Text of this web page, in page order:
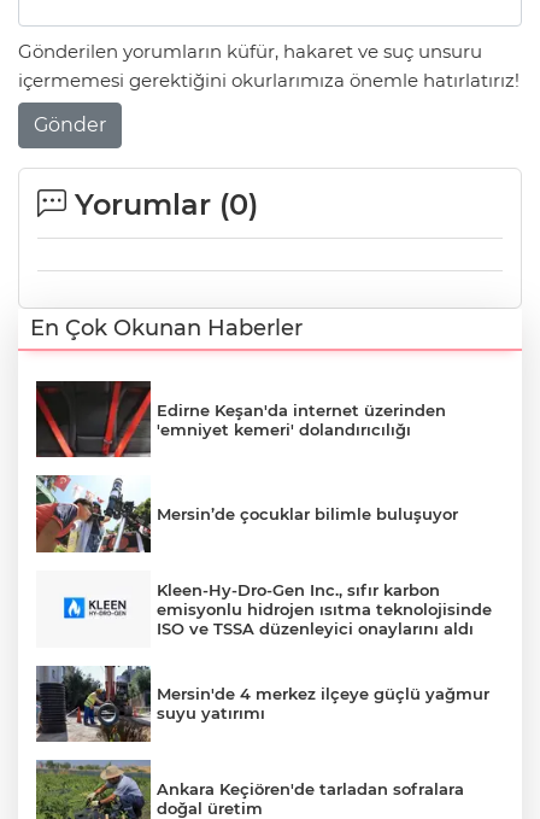
Gönderilen yorumların küfür, hakaret ve suç unsuru
içermemesi gerektiğini okurlarımıza önemle hatırlatırız!
Gönder
Yorumlar (0)
En Çok Okunan Haberler
Edirne Keşan'da internet üzerinden
'emniyet kemeri' dolandırıcılığı
Mersin’de çocuklar bilimle buluşuyor
Kleen-Hy-Dro-Gen Inc., sıfır karbon
emisyonlu hidrojen ısıtma teknolojisinde
ISO ve TSSA düzenleyici onaylarını aldı
Mersin'de 4 merkez ilçeye güçlü yağmur
suyu yatırımı
Ankara Keçiören'de tarladan sofralara
doğal üretim